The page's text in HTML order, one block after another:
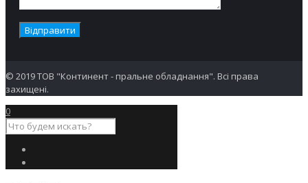
© 2019 ТОВ "Континент - пральне обладнання". Всі права
захищені.
0